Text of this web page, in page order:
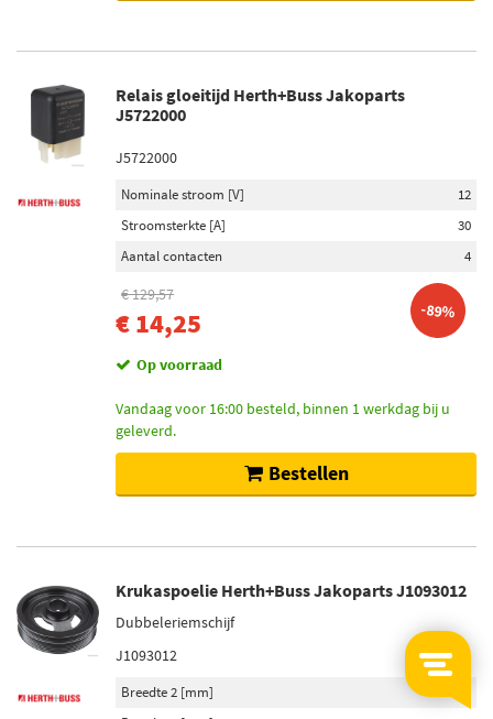
Relais gloeitijd Herth+Buss Jakoparts
J5722000
J5722000
Nominale stroom [V]
12
Stroomsterkte [A]
30
Aantal contacten
4
€ 129,57
€ 14,25 -89%
Op voorraad
Vandaag voor 16:00 besteld, binnen 1 werkdag bij u
geleverd.
Bestellen
Krukaspoelie Herth+Buss Jakoparts J1093012
Dubbeleriemschijf
J1093012
Breedte 2 [mm]